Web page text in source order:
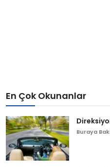
En Çok Okunanlar
Buraya